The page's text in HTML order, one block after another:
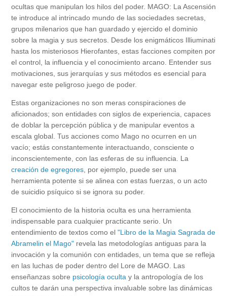
ocultas que manipulan los hilos del poder. MAGO: La Ascensión
te introduce al intrincado mundo de las sociedades secretas,
grupos milenarios que han guardado y ejercido el dominio
sobre la magia y sus secretos. Desde los enigmáticos Illiuminati
hasta los misteriosos Hierofantes, estas facciones compiten por
el control, la influencia y el conocimiento arcano. Entender sus
motivaciones, sus jerarquías y sus métodos es esencial para
navegar este peligroso juego de poder.
Estas organizaciones no son meras conspiraciones de
aficionados; son entidades con siglos de experiencia, capaces
de doblar la percepción pública y de manipular eventos a
escala global. Tus acciones como Mago no ocurren en un
vacío; estás constantemente interactuando, consciente o
inconscientemente, con las esferas de su influencia. La
creación de egregores , por ejemplo, puede ser una
herramienta potente si se alinea con estas fuerzas, o un acto
de suicidio psíquico si se ignora su poder.
El conocimiento de la historia oculta es una herramienta
indispensable para cualquier practicante serio. Un
entendimiento de textos como el "Libro de la Magia Sagrada de
Abramelin el Mago" revela las metodologías antiguas para la
invocación y la comunión con entidades, un tema que se refleja
en las luchas de poder dentro del Lore de MAGO. Las
enseñanzas sobre psicología oculta y la antropología de los
cultos te darán una perspectiva invaluable sobre las dinámicas